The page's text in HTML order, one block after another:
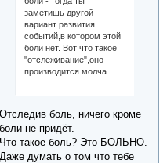
заметишь другой
вариант развития
событий,в котором этой
боли нет. Вот что такое
"отслеживание",оно
производится молча.
Отследив боль, ничего кроме
боли не придёт.
Что такое боль? Это БОЛЬНО.
Даже думать о том что тебе